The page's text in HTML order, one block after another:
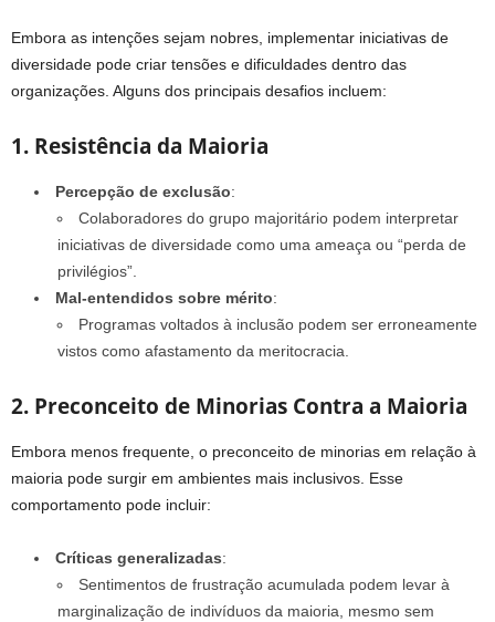
Embora as intenções sejam nobres, implementar iniciativas de
diversidade pode criar tensões e dificuldades dentro das
organizações. Alguns dos principais desafios incluem:
1. Resistência da Maioria
Percepção de exclusão:
Colaboradores do grupo majoritário podem interpretar
iniciativas de diversidade como uma ameaça ou “perda de
privilégios”.
Mal-entendidos sobre mérito:
Programas voltados à inclusão podem ser erroneamente
vistos como afastamento da meritocracia.
2. Preconceito de Minorias Contra a Maioria
Embora menos frequente, o preconceito de minorias em relação à
maioria pode surgir em ambientes mais inclusivos. Esse
comportamento pode incluir:
Críticas generalizadas:
Sentimentos de frustração acumulada podem levar à
marginalização de indivíduos da maioria, mesmo sem